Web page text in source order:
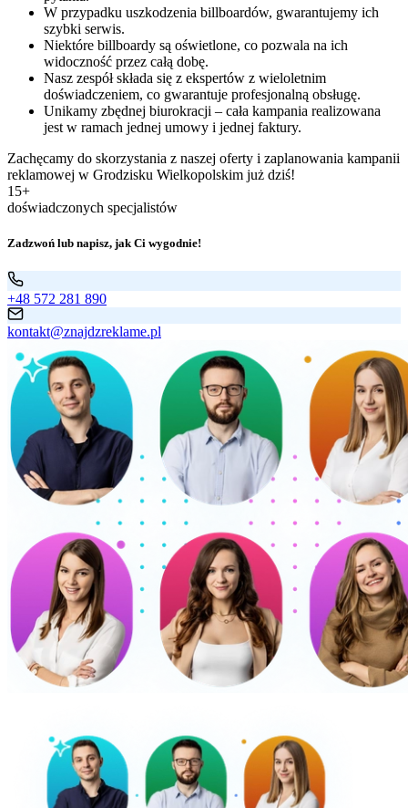
W przypadku uszkodzenia billboardów, gwarantujemy ich
szybki serwis.
Niektóre billboardy są oświetlone, co pozwala na ich
widoczność przez całą dobę.
Nasz zespół składa się z ekspertów z wieloletnim
doświadczeniem, co gwarantuje profesjonalną obsługę.
Unikamy zbędnej biurokracji – cała kampania realizowana
jest w ramach jednej umowy i jednej faktury.
Zachęcamy do skorzystania z naszej oferty i zaplanowania kampanii
reklamowej w Grodzisku Wielkopolskim już dziś!
15+
doświadczonych specjalistów
Zadzwoń lub napisz, jak Ci wygodnie!
+48 572 281 890
kontakt@znajdzreklame.pl